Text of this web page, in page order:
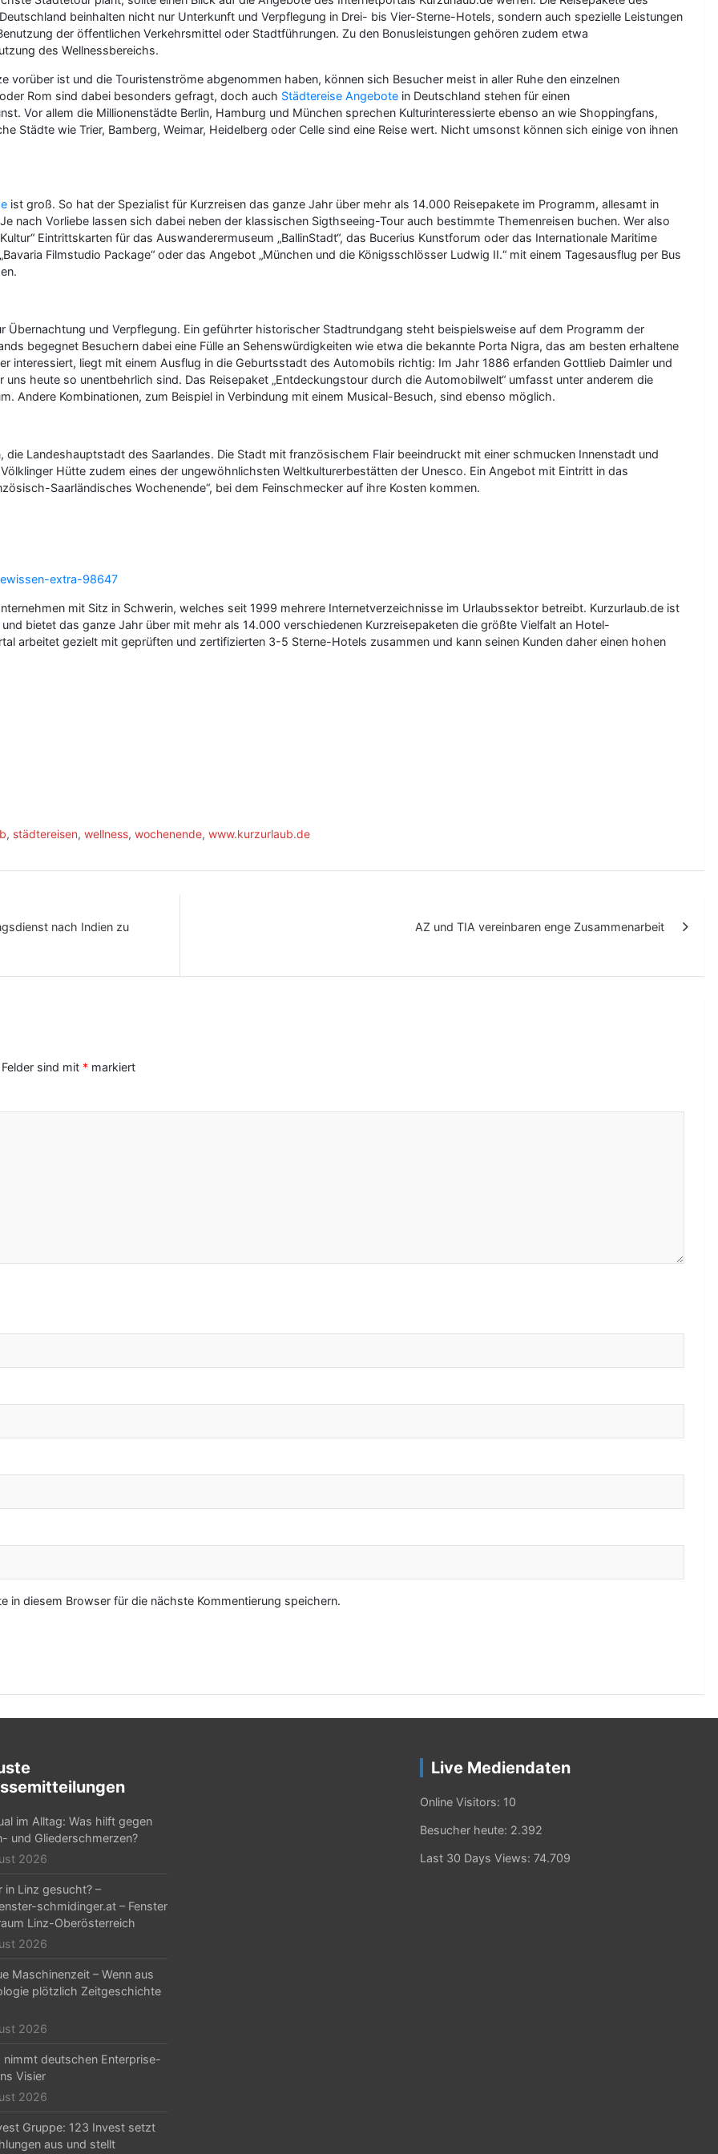
beinhalten nicht nur Unterkunft und Verpflegung in Drei- bis Vier-Sterne-Hotels, sondern auch spezielle Leistungen
der öffentlichen Verkehrsmittel oder Stadtführungen. Zu den Bonusleistungen gehören zudem etwa
des Wellnessbereichs.
vorüber ist und die Touristenströme abgenommen haben, können sich Besucher meist in aller Ruhe den einzelnen
Rom sind dabei besonders gefragt, doch auch Städtereise Angebote in Deutschland stehen für einen
Vor allem die Millionenstädte Berlin, Hamburg und München sprechen Kulturinteressierte ebenso an wie Shoppingfans,
Städte wie Trier, Bamberg, Weimar, Heidelberg oder Celle sind eine Reise wert. Nicht umsonst können sich einige von ihnen
ist groß. So hat der Spezialist für Kurzreisen das ganze Jahr über mehr als 14.000 Reisepakete im Programm, allesamt in
nach Vorliebe lassen sich dabei neben der klassischen Sigthseeing-Tour auch bestimmte Themenreisen buchen. Wer also
Eintrittskarten für das Auswanderermuseum „BallinStadt“, das Bucerius Kunstforum oder das Internationale Maritime
Filmstudio Package“ oder das Angebot „München und die Königsschlösser Ludwig II.“ mit einem Tagesausflug per Bus
Übernachtung und Verpflegung. Ein geführter historischer Stadtrundgang steht beispielsweise auf dem Programm der
begegnet Besuchern dabei eine Fülle an Sehenswürdigkeiten wie etwa die bekannte Porta Nigra, das am besten erhaltene
interessiert, liegt mit einem Ausflug in die Geburtsstadt des Automobils richtig: Im Jahr 1886 erfanden Gottlieb Daimler und
heute so unentbehrlich sind. Das Reisepaket „Entdeckungstour durch die Automobilwelt“ umfasst unter anderem die
Andere Kombinationen, zum Beispiel in Verbindung mit einem Musical-Besuch, sind ebenso möglich.
Landeshauptstadt des Saarlandes. Die Stadt mit französischem Flair beeindruckt mit einer schmucken Innenstadt und
Hütte zudem eines der ungewöhnlichsten Weltkulturerbestätten der Unesco. Ein Angebot mit Eintritt in das
Saarländisches Wochenende“, bei dem Feinschmecker auf ihre Kosten kommen.
extra-98647
mit Sitz in Schwerin, welches seit 1999 mehrere Internetverzeichnisse im Urlaubssektor betreibt. Kurzurlaub.de ist
bietet das ganze Jahr über mit mehr als 14.000 verschiedenen Kurzreisepaketen die größte Vielfalt an Hotel-
arbeitet gezielt mit geprüften und zertifizierten 3-5 Sterne-Hotels zusammen und kann seinen Kunden daher einen hohen
, städtereisen, wellness, wochenende, www.kurzurlaub.de
nach Indien zu
AZ und TIA vereinbaren enge Zusammenarbeit
sind mit * markiert
in diesem Browser für die nächste Kommentierung speichern.
im Alltag: Was hilft gegen
und Gliederschmerzen?
2026
in Linz gesucht? –
schmidinger.at – Fenster
Linz-Oberösterreich
2026
Maschinenzeit – Wenn aus
plötzlich Zeitgeschichte
2026
nimmt deutschen Enterprise-
Visier
2026
Gruppe: 123 Invest setzt
aus und stellt
Live Mediendaten
Online Visitors: 10
Besucher heute: 2.392
Last 30 Days Views: 74.709